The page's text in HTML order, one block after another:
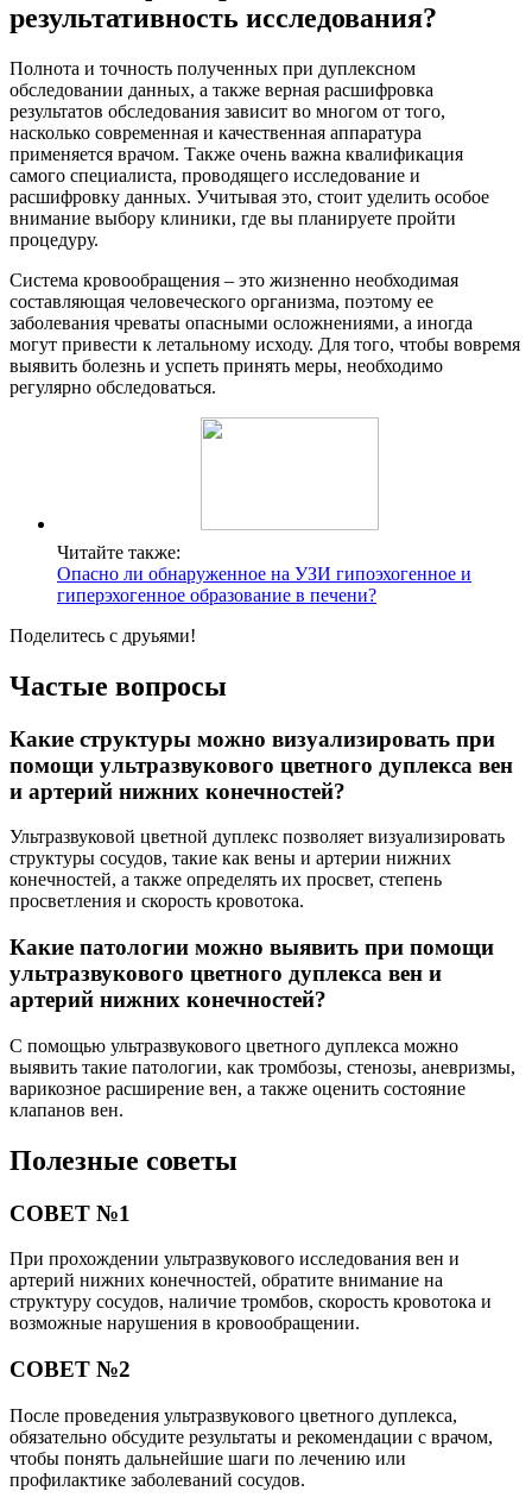
результативность исследования?
Полнота и точность полученных при дуплексном
обследовании данных, а также верная расшифровка
результатов обследования зависит во многом от того,
насколько современная и качественная аппаратура
применяется врачом. Также очень важна квалификация
самого специалиста, проводящего исследование и
расшифровку данных. Учитывая это, стоит уделить особое
внимание выбору клиники, где вы планируете пройти
процедуру.
Система кровообращения – это жизненно необходимая
составляющая человеческого организма, поэтому ее
заболевания чреваты опасными осложнениями, а иногда
могут привести к летальному исходу. Для того, чтобы вовремя
выявить болезнь и успеть принять меры, необходимо
регулярно обследоваться.
Читайте также:
Опасно ли обнаруженное на УЗИ гипоэхогенное и
гиперэхогенное образование в печени?
Поделитесь с друьями!
Частые вопросы
Какие структуры можно визуализировать при
помощи ультразвукового цветного дуплекса вен
и артерий нижних конечностей?
Ультразвуковой цветной дуплекс позволяет визуализировать
структуры сосудов, такие как вены и артерии нижних
конечностей, а также определять их просвет, степень
просветления и скорость кровотока.
Какие патологии можно выявить при помощи
ультразвукового цветного дуплекса вен и
артерий нижних конечностей?
С помощью ультразвукового цветного дуплекса можно
выявить такие патологии, как тромбозы, стенозы, аневризмы,
варикозное расширение вен, а также оценить состояние
клапанов вен.
Полезные советы
СОВЕТ №1
При прохождении ультразвукового исследования вен и
артерий нижних конечностей, обратите внимание на
структуру сосудов, наличие тромбов, скорость кровотока и
возможные нарушения в кровообращении.
СОВЕТ №2
После проведения ультразвукового цветного дуплекса,
обязательно обсудите результаты и рекомендации с врачом,
чтобы понять дальнейшие шаги по лечению или
профилактике заболеваний сосудов.